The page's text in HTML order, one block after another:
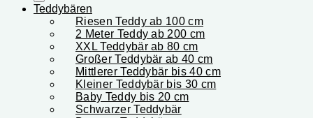
Teddybären
Riesen Teddy ab 100 cm
2 Meter Teddy ab 200 cm
XXL Teddybär ab 80 cm
Großer Teddybär ab 40 cm
Mittlerer Teddybär bis 40 cm
Kleiner Teddybär bis 30 cm
Baby Teddy bis 20 cm
Schwarzer Teddybär